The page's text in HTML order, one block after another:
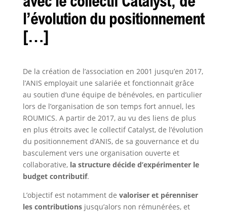
l’évolution du positionnement
[…]
De la création de l’association en 2001 jusqu’en 2017,
l’ANIS employait une salariée et fonctionnait grâce
au soutien d’une équipe de bénévoles, en particulier
lors de l’organisation de son temps fort annuel, les
ROUMICS. A partir de 2017, au vu des liens de plus
en plus étroits avec le collectif Catalyst, de l’évolution
du positionnement d’ANIS, de sa gouvernance et du
basculement vers une organisation ouverte et
collaborative, la structure décide d’expérimenter le
budget contributif.
L’objectif est notamment de valoriser et pérenniser
les contributionsjusqu’alors non rémunérées, et